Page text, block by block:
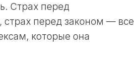
Страх перед
страх перед законом — все
которые она